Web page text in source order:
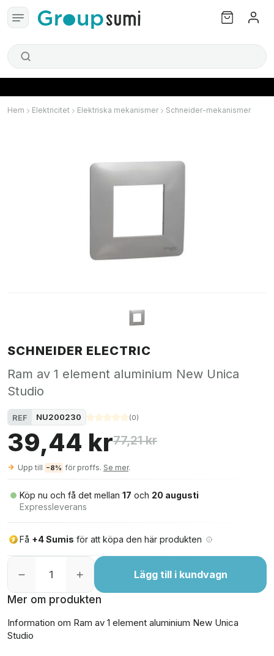
Hem Elektricitet Elektriska mekanismer Schneider-mekanismer
SCHNEIDER ELECTRIC
Ram av 1 element aluminium New Unica
Studio
REF NU200230 (0)
39,44 kr77,21 kr
Upp till −8% för proffs. Se mer.
Köp nu och få det mellan 17 och 20 augusti
Expressleverans
Få +4 Sumis för att köpa den här produkten
Lägg till i kundvagn
Mer om produkten
Information om Ram av 1 element aluminium New Unica
Studio